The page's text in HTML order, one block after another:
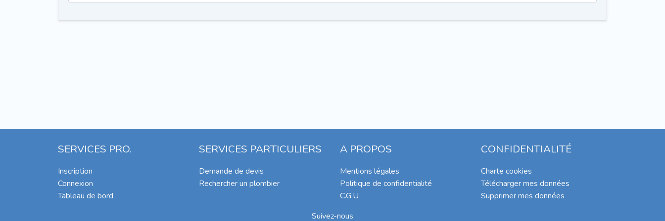
SERVICES PRO.
Inscription
Connexion
Tableau de bord
SERVICES PARTICULIERS
Demande de devis
Rechercher un plombier
A PROPOS
Mentions légales
Politique de confidentialité
C.G.U
CONFIDENTIALITÉ
Charte cookies
Télécharger mes données
Supprimer mes données
Suivez-nous